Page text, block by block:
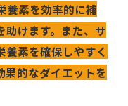
養素を効率的に補
助けます。また、サ
素を確保しやすく
果的なダイエットを